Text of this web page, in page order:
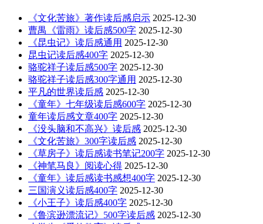
《文化苦旅》著作读后感启示 2025-12-30
曹禺《雷雨》读后感500字 2025-12-30
《昆虫记》读后感通用 2025-12-30
昆虫记读后感400字 2025-12-30
骆驼祥子读后感500字 2025-12-30
骆驼祥子读后感300字通用 2025-12-30
平凡的世界读后感 2025-12-30
《童年》七年级读后感600字 2025-12-30
童年读后感文章400字 2025-12-30
《没头脑和不高兴》读后感 2025-12-30
《文化苦旅》300字读后感 2025-12-30
《草房子》读后感读书笔记200字 2025-12-30
《神笔马良》阅读心得 2025-12-30
《童年》读后感读书感想400字 2025-12-30
三国演义读后感400字 2025-12-30
《小王子》读后感400字 2025-12-30
《鲁滨逊漂流记》500字读后感 2025-12-30